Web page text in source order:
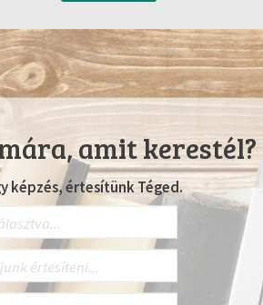
amit kerestél?
képzés, értesítünk Téged.